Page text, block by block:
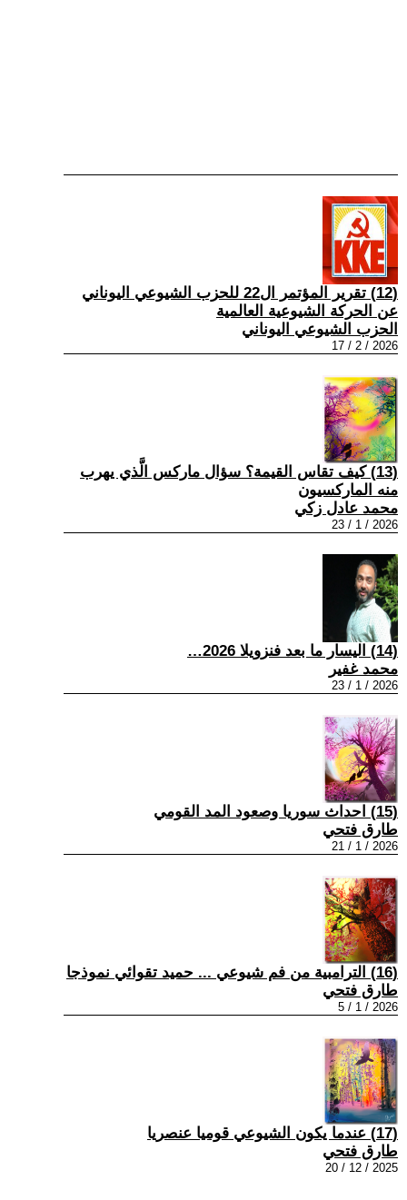
(12) تقرير المؤتمر ال22 للحزب الشيوعي اليوناني
عن الحركة الشيوعية العالمية
الحزب الشيوعي اليوناني
2026 / 2 / 17
(13) كيف تقاس القيمة؟ سؤال ماركس الَّذي يهرب
منه الماركسيون
محمد عادل زكي
2026 / 1 / 23
(14) اليسار ما بعد فنزويلا 2026…
محمد غفير
2026 / 1 / 23
(15) احداث سوريا وصعود المد القومي
طارق فتحي
2026 / 1 / 21
(16) الترامبية من فم شيوعي ... حميد تقوائي نموذجا
طارق فتحي
2026 / 1 / 5
(17) عندما يكون الشيوعي قوميا عنصريا
طارق فتحي
2025 / 12 / 20